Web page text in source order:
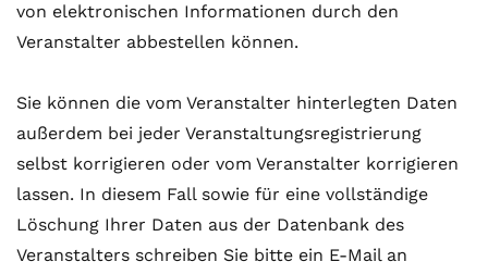
von elektronischen Informationen durch den
Veranstalter abbestellen können.
Sie können die vom Veranstalter hinterlegten Daten
außerdem bei jeder Veranstaltungsregistrierung
selbst korrigieren oder vom Veranstalter korrigieren
lassen. In diesem Fall sowie für eine vollständige
Löschung Ihrer Daten aus der Datenbank des
Veranstalters schreiben Sie bitte ein E-Mail an